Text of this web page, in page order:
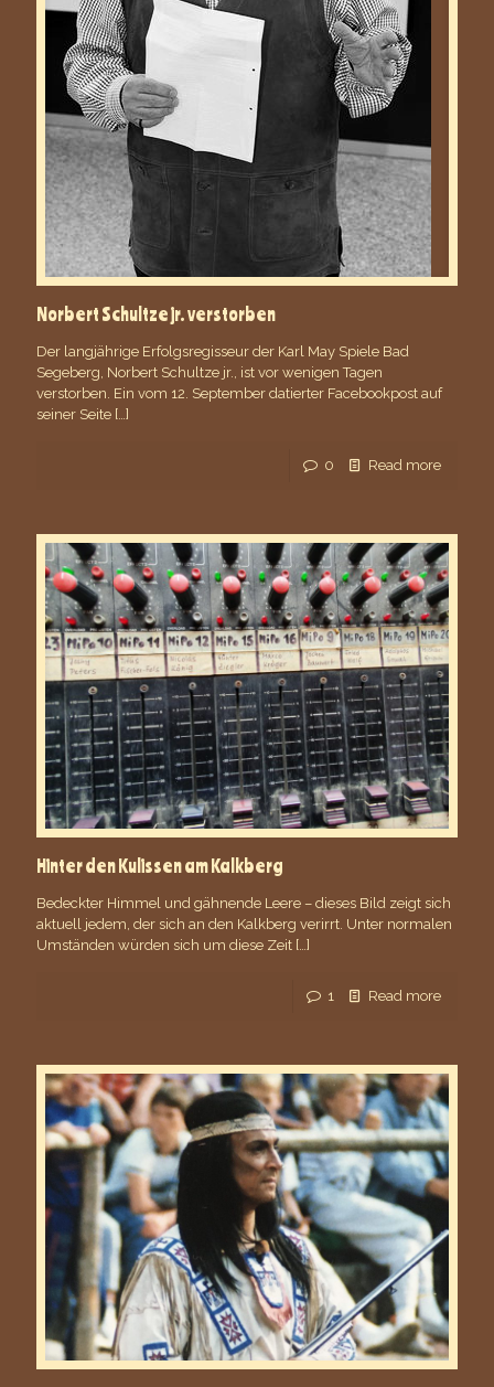
Norbert Schultze jr. verstorben
Der langjährige Erfolgsregisseur der Karl May Spiele Bad
Segeberg, Norbert Schultze jr., ist vor wenigen Tagen
verstorben. Ein vom 12. September datierter Facebookpost auf
seiner Seite […]
0 Read more
Hinter den Kulissen am Kalkberg
Bedeckter Himmel und gähnende Leere – dieses Bild zeigt sich
aktuell jedem, der sich an den Kalkberg verirrt. Unter normalen
Umständen würden sich um diese Zeit […]
1 Read more